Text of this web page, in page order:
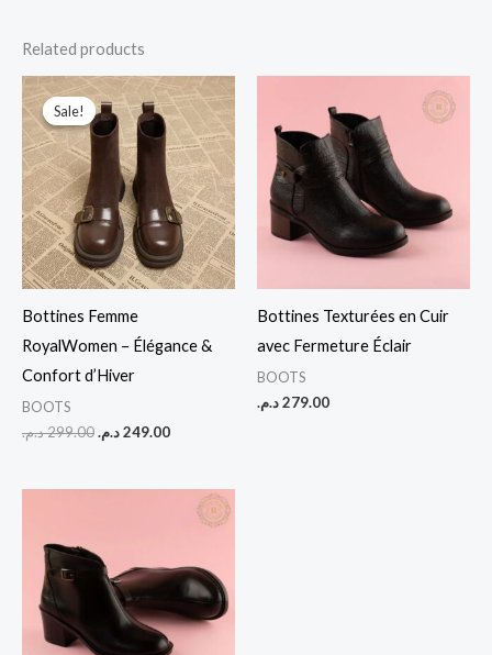
Related products
Sale!
Sale!
Bottines Femme
RoyalWomen – Élégance &
Confort d’Hiver
BOOTS
299.00د.م.
Original
price
was:
299.00 د.م..
249.00د.م.
Current
price
is:
Bottines Texturées en Cuir
avec Fermeture Éclair
BOOTS
279.00د.م.